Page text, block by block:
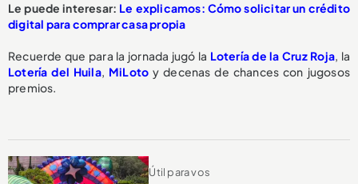
Le puede interesar: Le explicamos: Cómo solicitar un crédito
digital para comprar casa propia
Recuerde que para la jornada jugó la Lotería de la Cruz Roja, la
Lotería del Huila, MiLoto y decenas de chances con jugosos
premios.
Útil para vos